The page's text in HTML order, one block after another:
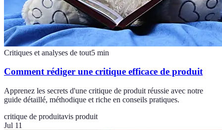
Critiques et analyses de tout5 min
Comment rédiger une critique efficace de produit
Apprenez les secrets d'une critique de produit réussie avec notre
guide détaillé, méthodique et riche en conseils pratiques.
critique de produitavis produit
Jul 11